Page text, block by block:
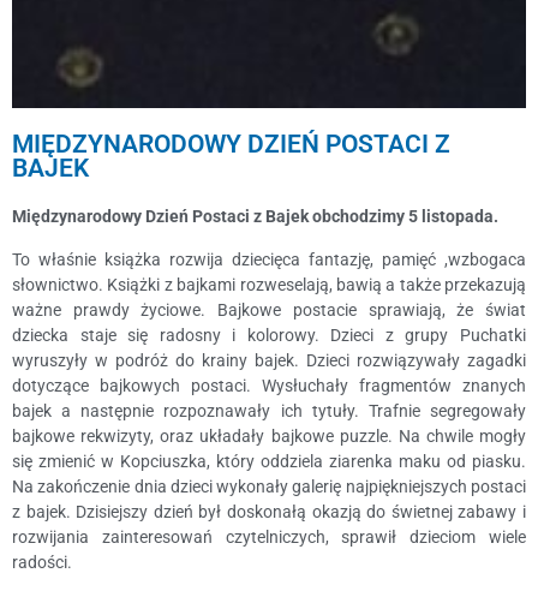
MIĘDZYNARODOWY DZIEŃ POSTACI Z
BAJEK
Międzynarodowy Dzień Postaci z Bajek obchodzimy 5 listopada.
To właśnie książka rozwija dziecięca fantazję, pamięć ,wzbogaca
słownictwo. Książki z bajkami rozweselają, bawią a także przekazują
ważne prawdy życiowe. Bajkowe postacie sprawiają, że świat
dziecka staje się radosny i kolorowy. Dzieci z grupy Puchatki
wyruszyły w podróż do krainy bajek. Dzieci rozwiązywały zagadki
dotyczące bajkowych postaci. Wysłuchały fragmentów znanych
bajek a następnie rozpoznawały ich tytuły. Trafnie segregowały
bajkowe rekwizyty, oraz układały bajkowe puzzle. Na chwile mogły
się zmienić w Kopciuszka, który oddziela ziarenka maku od piasku.
Na zakończenie dnia dzieci wykonały galerię najpiękniejszych postaci
z bajek. Dzisiejszy dzień był doskonałą okazją do świetnej zabawy i
rozwijania zainteresowań czytelniczych, sprawił dzieciom wiele
radości.